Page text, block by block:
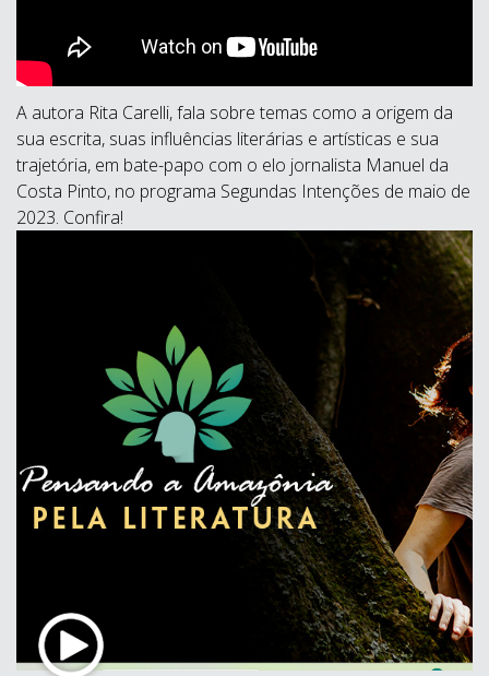
A autora Rita Carelli, fala sobre temas como a origem da
sua escrita, suas influências literárias e artísticas e sua
trajetória, em bate-papo com o elo jornalista Manuel da
Costa Pinto, no programa Segundas Intenções de maio de
2023. Confira!